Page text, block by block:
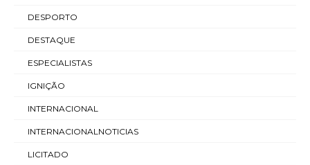
DESPORTO
DESTAQUE
ESPECIALISTAS
IGNIÇÃO
INTERNACIONAL
INTERNACIONALNOTICIAS
LICITADO